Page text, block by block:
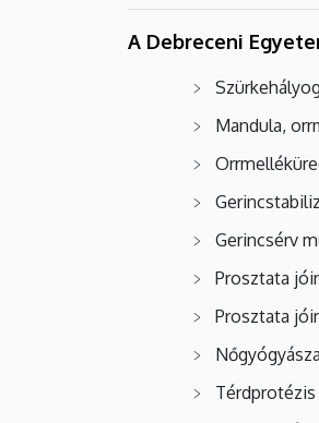
A Debreceni
Mandula,
Gerincsérv
Prosztata
Prosztata